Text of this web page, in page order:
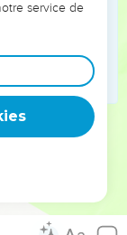
l’Eternel :
pour qu’il le
jette au feu les
être sortis du
je suis
service de